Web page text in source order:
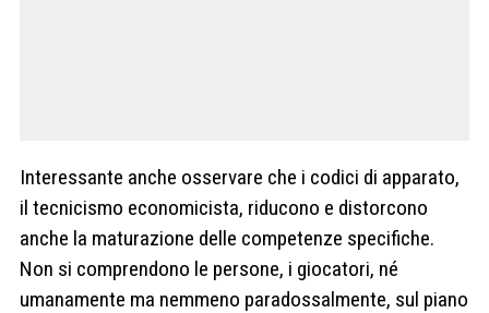
Interessante anche osservare che i codici di apparato,
il tecnicismo economicista, riducono e distorcono
anche la maturazione delle competenze specifiche.
Non si comprendono le persone, i giocatori, né
umanamente ma nemmeno paradossalmente, sul piano